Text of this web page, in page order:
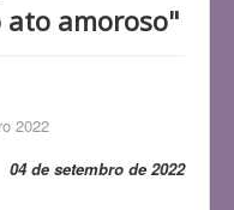
ato amoroso"
2022
04 de setembro de 2022